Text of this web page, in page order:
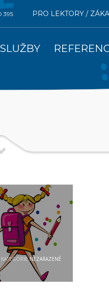
395 PRO LEKTORY /
KATEGORIENEZAŘAZENÉ